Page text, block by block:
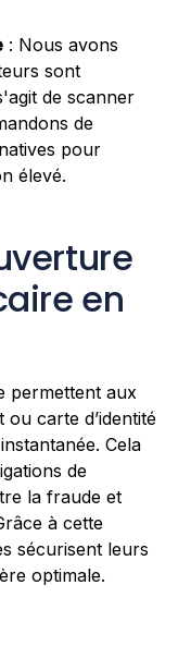
: Nous avons
sont
de scanner
de
pour
élevé.
en
permettent aux
carte d’identité
Cela
de
la fraude et
à cette
sécurisent leurs
optimale.